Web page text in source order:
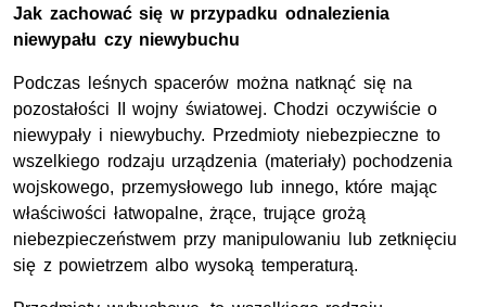
Jak zachować się w przypadku odnalezienia
niewypału czy niewybuchu
Podczas leśnych spacerów można natknąć się na
pozostałości II wojny światowej. Chodzi oczywiście o
niewypały i niewybuchy. Przedmioty niebezpieczne to
wszelkiego rodzaju urządzenia (materiały) pochodzenia
wojskowego, przemysłowego lub innego, które mając
właściwości łatwopalne, żrące, trujące grożą
niebezpieczeństwem przy manipulowaniu lub zetknięciu
się z powietrzem albo wysoką temperaturą.